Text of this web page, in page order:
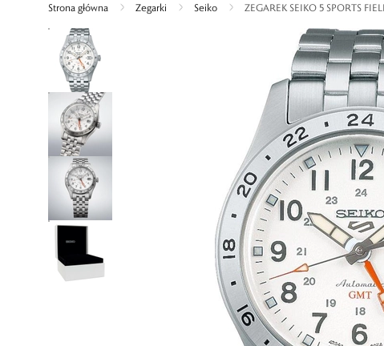
Strona główna Zegarki Seiko ZEGAREK SEIKO 5 SPORTS